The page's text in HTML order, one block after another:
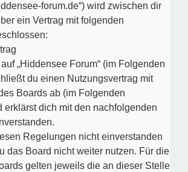
forum.de“) wird zwischen dir
ein Vertrag mit folgenden
„Hiddensee Forum“ (im Folgenden
du einen Nutzungsvertrag mit
Boards ab (im Folgenden
erklärst dich mit den nachfolgenden
Regelungen nicht einverstanden
das Board nicht weiter nutzen. Für die
gelten jeweils die an dieser Stelle